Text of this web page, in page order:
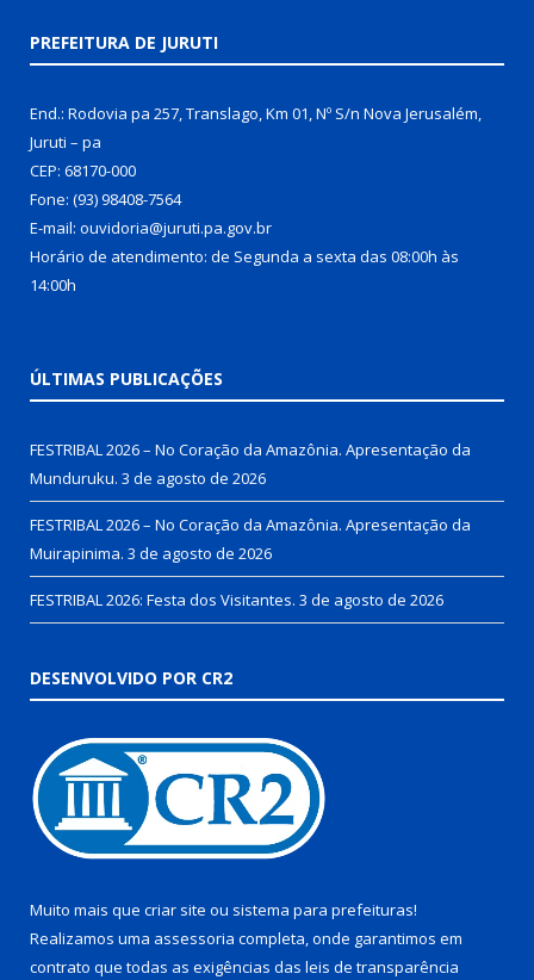
PREFEITURA DE JURUTI
End.: Rodovia pa 257, Translago, Km 01, Nº S/n Nova Jerusalém,
Juruti – pa
CEP: 68170-000
Fone: (93) 98408-7564
E-mail: ouvidoria@juruti.pa.gov.br
Horário de atendimento: de Segunda a sexta das 08:00h às
14:00h
ÚLTIMAS PUBLICAÇÕES
FESTRIBAL 2026 – No Coração da Amazônia. Apresentação da
Munduruku. 3 de agosto de 2026
FESTRIBAL 2026 – No Coração da Amazônia. Apresentação da
Muirapinima. 3 de agosto de 2026
FESTRIBAL 2026: Festa dos Visitantes. 3 de agosto de 2026
DESENVOLVIDO POR CR2
Muito mais que criar site ou sistema para prefeituras!
Realizamos uma assessoria completa, onde garantimos em
contrato que todas as exigências das leis de transparência